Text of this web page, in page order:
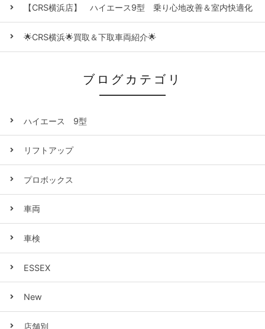
【CRS横浜店】 ハイエース9型 乗り心地改善＆室内快適化
🌟CRS横浜🌟買取＆下取車両紹介🌟
ブログカテゴリ
ハイエース 9型
リフトアップ
プロボックス
車両
車検
ESSEX
New
店舗別